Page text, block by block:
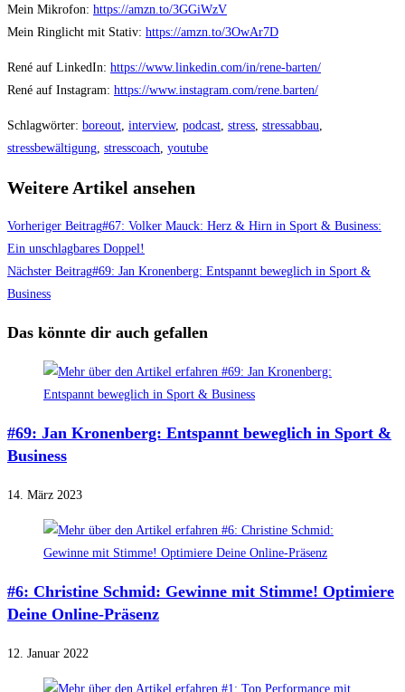
Mein Mikrofon: https://amzn.to/3GGiWzV
Mein Ringlicht mit Stativ: https://amzn.to/3OwAr7D
René auf LinkedIn: https://www.linkedin.com/in/rene-barten/
René auf Instagram: https://www.instagram.com/rene.barten/
Schlagwörter: boreout, interview, podcast, stress, stressabbau,
stressbewältigung, stresscoach, youtube
Weitere Artikel ansehen
Vorheriger Beitrag#67: Volker Mauck: Herz & Hirn in Sport & Business:
Ein unschlagbares Doppel!
Nächster Beitrag#69: Jan Kronenberg: Entspannt beweglich in Sport &
Business
Das könnte dir auch gefallen
#69: Jan Kronenberg: Entspannt beweglich in Sport &
Business
14. März 2023
#6: Christine Schmid: Gewinne mit Stimme! Optimiere
Deine Online-Präsenz
12. Januar 2022